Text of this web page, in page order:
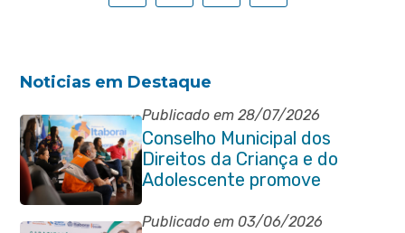
Noticias em Destaque
Publicado em 28/07/2026
Conselho Municipal dos
Direitos da Criança e do
Adolescente promove
reunião de alinhamento com
órgãos públicos
Publicado em 03/06/2026